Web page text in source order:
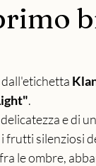
.
e di
frutti silenziosi
le ombre,